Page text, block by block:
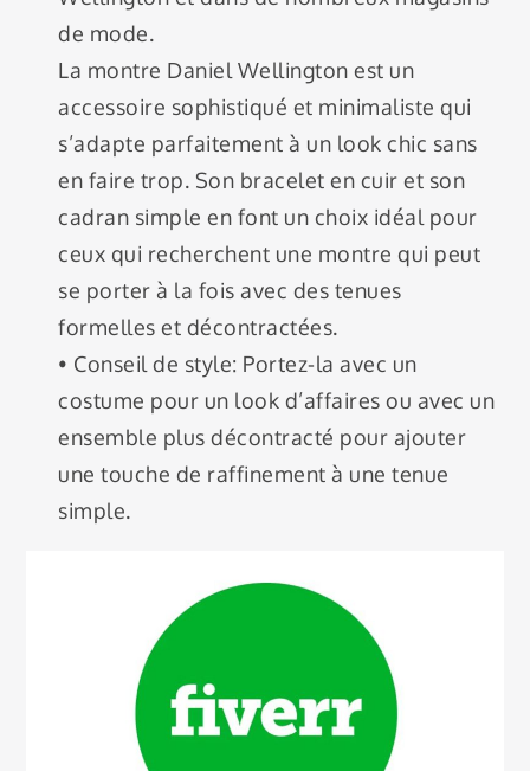
de mode.
La montre Daniel Wellington est un
accessoire sophistiqué et minimaliste qui
s’adapte parfaitement à un look chic sans
en faire trop. Son bracelet en cuir et son
cadran simple en font un choix idéal pour
ceux qui recherchent une montre qui peut
se porter à la fois avec des tenues
formelles et décontractées.
• Conseil de style: Portez-la avec un
costume pour un look d’affaires ou avec un
ensemble plus décontracté pour ajouter
une touche de raffinement à une tenue
simple.